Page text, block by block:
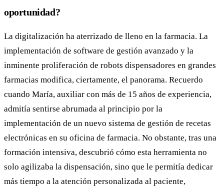
oportunidad?
La digitalización ha aterrizado de lleno en la farmacia. La
implementación de software de gestión avanzado y la
inminente proliferación de robots dispensadores en grandes
farmacias modifica, ciertamente, el panorama. Recuerdo
cuando María, auxiliar con más de 15 años de experiencia,
admitía sentirse abrumada al principio por la
implementación de un nuevo sistema de gestión de recetas
electrónicas en su oficina de farmacia. No obstante, tras una
formación intensiva, descubrió cómo esta herramienta no
solo agilizaba la dispensación, sino que le permitía dedicar
más tiempo a la atención personalizada al paciente,